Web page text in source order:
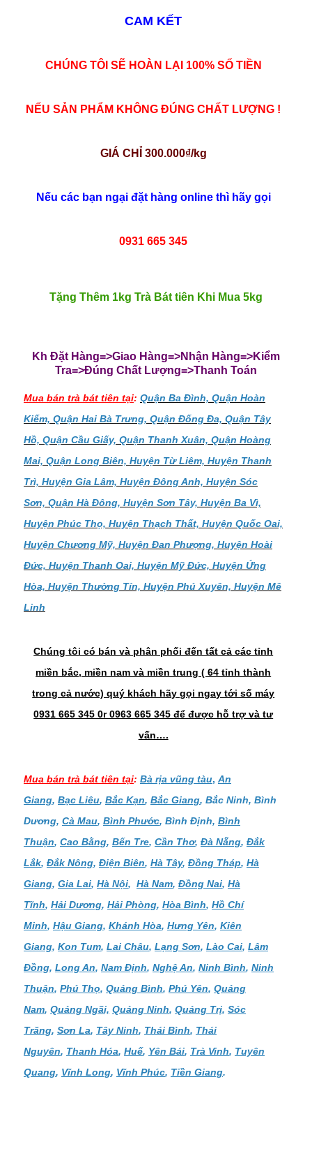
CAM KẾT
CHÚNG TÔI SẼ HOÀN LẠI 100% SỐ TIỀN
NẾU SẢN PHẨM KHÔNG ĐÚNG CHẤT LƯỢNG !
GIÁ CHỈ 300.000₫/kg
Nếu các bạn ngại đặt hàng online thì hãy gọi
0931 665 345
Tặng Thêm 1kg Trà Bát tiên Khi Mua 5kg
Kh Đặt Hàng=>Giao Hàng=>Nhận Hàng=>Kiểm
Tra=>Đúng Chất Lượng=>Thanh Toán
Mua bán trà bát tiên tại: Quận Ba Đình, Quận Hoàn
Kiếm, Quận Hai Bà Trưng, Quận Đống Đa, Quận Tây
Hồ, Quận Cầu Giấy, Quận Thanh Xuân, Quận Hoàng
Mai, Quận Long Biên, Huyện Từ Liêm, Huyện Thanh
Trì, Huyện Gia Lâm, Huyện Đông Anh, Huyện Sóc
Sơn, Quận Hà Đông, Huyện Sơn Tây, Huyện Ba Vì,
Huyện Phúc Thọ, Huyện Thạch Thất, Huyện Quốc Oai,
Huyện Chương Mỹ, Huyện Đan Phượng, Huyện Hoài
Đức, Huyện Thanh Oai, Huyện Mỹ Đức, Huyện Ứng
Hòa, Huyện Thường Tín, Huyện Phú Xuyên, Huyện Mê
Linh
Chúng tôi có bán và phân phối đến tất cả các tỉnh
miền bắc, miền nam và miền trung ( 64 tỉnh thành
trong cả nước) quý khách hãy gọi ngay tới số máy
0931 665 345 0r 0963 665 345 để được hỗ trợ và tư
vấn….
Mua bán trà bát tiên tại: Bà rịa vũng tàu, An
Giang, Bạc Liêu, Bắc Kạn, Bắc Giang, Bắc Ninh, Bình
Dương, Cà Mau, Bình Phước, Bình Định, Bình
Thuận, Cao Bằng, Bến Tre, Cần Thơ, Đà Nẵng, Đắk
Lắk, Đắk Nông, Điện Biên, Hà Tây, Đồng Tháp, Hà
Giang, Gia Lai, Hà Nội, Hà Nam, Đồng Nai, Hà
Tĩnh, Hải Dương, Hải Phòng, Hòa Bình, Hồ Chí
Minh, Hậu Giang, Khánh Hòa, Hưng Yên, Kiên
Giang, Kon Tum, Lai Châu, Lạng Sơn, Lào Cai, Lâm
Đồng, Long An, Nam Định, Nghệ An, Ninh Bình, Ninh
Thuận, Phú Thọ, Quảng Bình, Phú Yên, Quảng
Nam, Quảng Ngãi, Quảng Ninh, Quảng Trị, Sóc
Trăng, Sơn La, Tây Ninh, Thái Bình, Thái
Nguyên, Thanh Hóa, Huế, Yên Bái, Trà Vinh, Tuyên
Quang, Vĩnh Long, Vĩnh Phúc, Tiền Giang.